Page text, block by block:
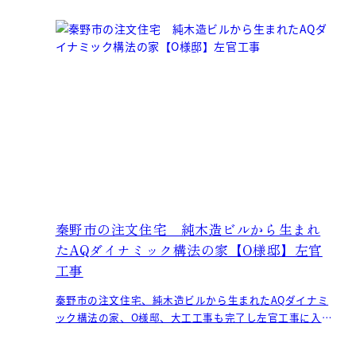
秦野市の注文住宅 純木造ビルから生まれ
たAQダイナミック構法の家【O様邸】左官
工事
秦野市の注文住宅、純木造ビルから生まれたAQダイナミ
ック構法の家、O様邸、大工工事も完了し左官工事に入り